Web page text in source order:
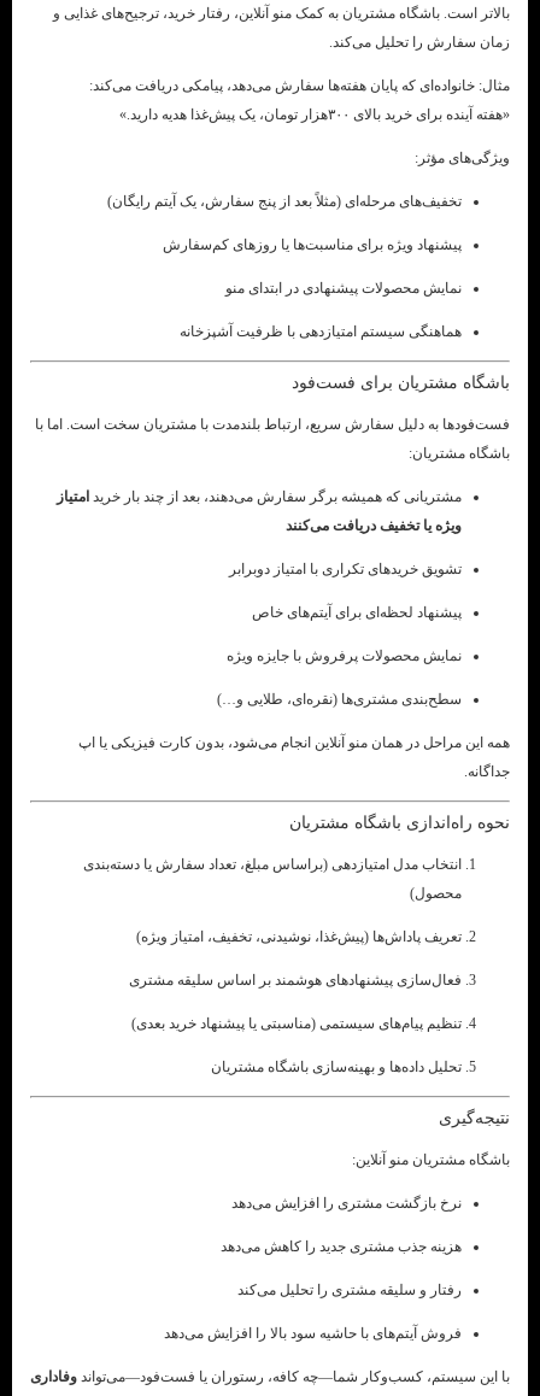
بالاتر است. باشگاه مشتریان به کمک منو آنلاین، رفتار خرید، ترجیح‌های غذایی و
زمان سفارش را تحلیل می‌کند.
مثال: خانواده‌ای که پایان هفته‌ها سفارش می‌دهد، پیامکی دریافت می‌کند:
«هفته آینده برای خرید بالای ۳۰۰هزار تومان، یک پیش‌غذا هدیه دارید.»
ویژگی‌های مؤثر:
تخفیف‌های مرحله‌ای (مثلاً بعد از پنج سفارش، یک آیتم رایگان)
پیشنهاد ویژه برای مناسبت‌ها یا روزهای کم‌سفارش
نمایش محصولات پیشنهادی در ابتدای منو
هماهنگی سیستم امتیازدهی با ظرفیت آشپزخانه
باشگاه مشتریان برای فست‌فود
فست‌فودها به دلیل سفارش سریع، ارتباط بلندمدت با مشتریان سخت است. اما با
باشگاه مشتریان:
مشتریانی که همیشه برگر سفارش می‌دهند، بعد از چند بار خرید امتیاز
ویژه یا تخفیف دریافت می‌کنند
تشویق خریدهای تکراری با امتیاز دوبرابر
پیشنهاد لحظه‌ای برای آیتم‌های خاص
نمایش محصولات پرفروش با جایزه ویژه
سطح‌بندی مشتری‌ها (نقره‌ای، طلایی و…)
همه این مراحل در همان منو آنلاین انجام می‌شود، بدون کارت فیزیکی یا اپ
جداگانه.
نحوه راه‌اندازی باشگاه مشتریان
انتخاب مدل امتیازدهی (براساس مبلغ، تعداد سفارش یا دسته‌بندی
محصول)
تعریف پاداش‌ها (پیش‌غذا، نوشیدنی، تخفیف، امتیاز ویژه)
فعال‌سازی پیشنهادهای هوشمند بر اساس سلیقه مشتری
تنظیم پیام‌های سیستمی (مناسبتی یا پیشنهاد خرید بعدی)
تحلیل داده‌ها و بهینه‌سازی باشگاه مشتریان
نتیجه‌گیری
باشگاه مشتریان منو آنلاین:
نرخ بازگشت مشتری را افزایش می‌دهد
هزینه جذب مشتری جدید را کاهش می‌دهد
رفتار و سلیقه مشتری را تحلیل می‌کند
فروش آیتم‌های با حاشیه سود بالا را افزایش می‌دهد
با این سیستم، کسب‌وکار شما—چه کافه، رستوران یا فست‌فود—می‌تواند وفاداری